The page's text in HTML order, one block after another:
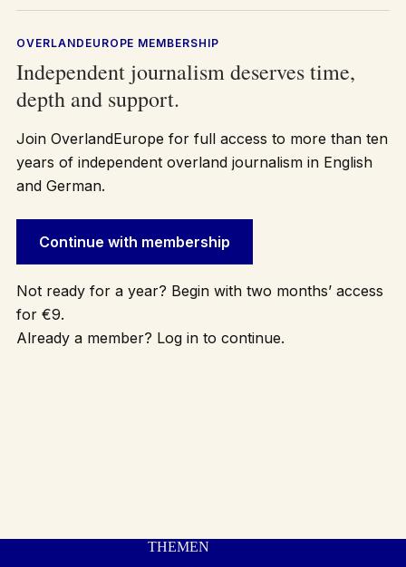
OVERLANDEUROPE MEMBERSHIP
Independent journalism deserves time,
depth and support.
Join OverlandEurope for full access to more than ten
years of independent overland journalism in English
and German.
Continue with membership
Not ready for a year? Begin with two months’ access
for €9.
Already a member? Log in to continue.
THEMEN